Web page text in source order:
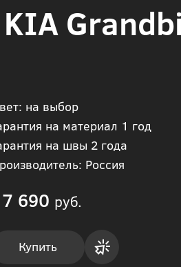
на выбор
на материал 1 год
на швы 2 года
Россия
690 руб.
Купить